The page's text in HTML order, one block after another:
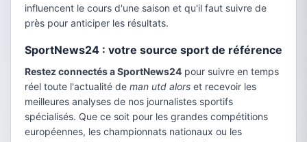
influencent le cours d'une saison et qu'il faut suivre de
près pour anticiper les résultats.
SportNews24 : votre source sport de référence
Restez connectés a SportNews24 pour suivre en temps
réel toute l'actualité de man utd alors et recevoir les
meilleures analyses de nos journalistes sportifs
spécialisés. Que ce soit pour les grandes compétitions
européennes, les championnats nationaux ou les